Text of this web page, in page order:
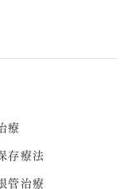
療
存療法
管治療